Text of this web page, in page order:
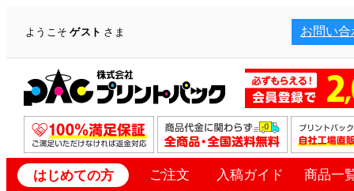
ようこそゲスト さま お問い合
はじめての方 ご注文 入稿ガイド 商品一